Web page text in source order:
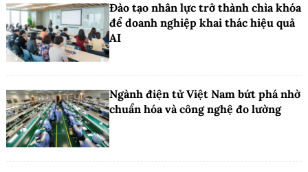
Đào tạo nhân lực trở thành chìa khóa
để doanh nghiệp khai thác hiệu quả
AI
Ngành điện tử Việt Nam bứt phá nhờ
chuẩn hóa và công nghệ đo lường